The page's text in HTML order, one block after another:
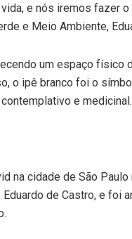
e nós iremos fazer
e Meio Ambiente,
um espaço físico
o ipê branco foi o
e medicinal.
na cidade de São
de Castro, e foi